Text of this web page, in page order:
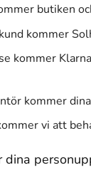
butiken
kommer
kommer
kommer
vi att
dina